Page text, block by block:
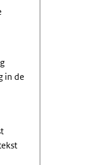
in de